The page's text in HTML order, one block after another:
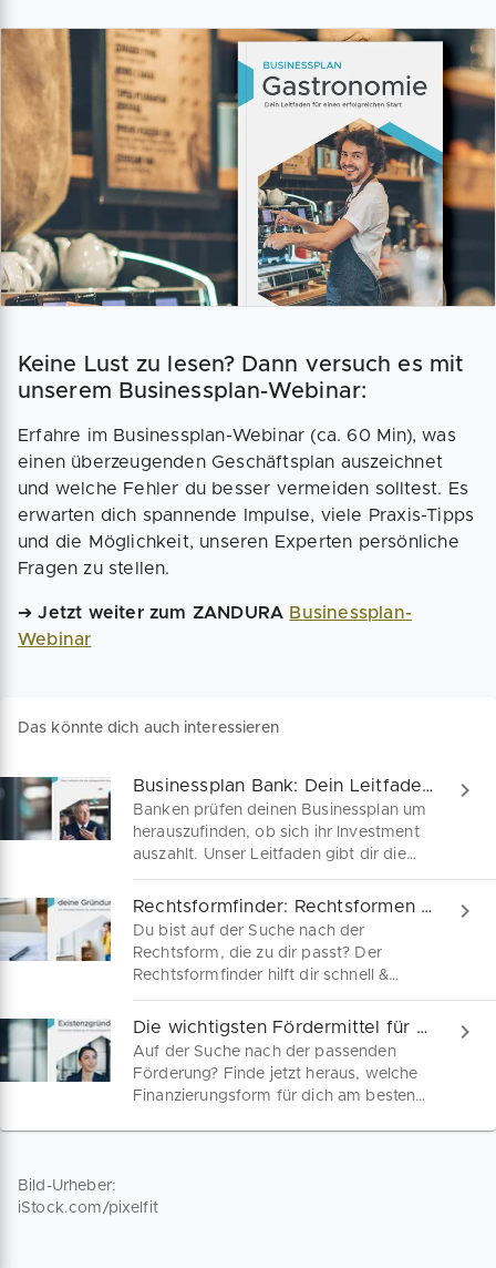
Keine Lust zu lesen? Dann versuch es mit
unserem Businessplan-Webinar:
Erfahre im Businessplan-Webinar (ca. 60 Min), was
einen überzeugenden Geschäftsplan auszeichnet
und welche Fehler du besser vermeiden solltest. Es
erwarten dich spannende Impulse, viele Praxis-Tipps
und die Möglichkeit, unseren Experten persönliche
Fragen zu stellen.
➔Jetzt weiter zum ZANDURA Businessplan-
Webinar
Das könnte dich auch interessieren
Businessplan Bank: Dein Leitfaden zum Bankgespräch
Banken prüfen deinen Businessplan um
herauszufinden, ob sich ihr Investment
auszahlt. Unser Leitfaden gibt dir die
nötige Sicherheit dafür.
Rechtsformfinder: Rechtsformen für deine Gründung
Du bist auf der Suche nach der
Rechtsform, die zu dir passt? Der
Rechtsformfinder hilft dir schnell &
unkompliziert. Jetzt kostenfrei zum
Download!
Die wichtigsten Fördermittel für Existenzgründer
Auf der Suche nach der passenden
Förderung? Finde jetzt heraus, welche
Finanzierungsform für dich am besten
Bild-Urheber:
iStock.com/pixelfit